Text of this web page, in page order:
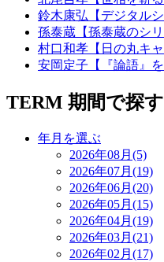
鈴木康弘【デジタル
孫泰蔵【孫泰蔵のシ
村口和孝【日の丸キ
安岡定子【『論語』
TERM 期間で探す
年月を選ぶ
2026年08月(5)
2026年07月(19)
2026年06月(20)
2026年05月(15)
2026年04月(19)
2026年03月(21)
2026年02月(17)